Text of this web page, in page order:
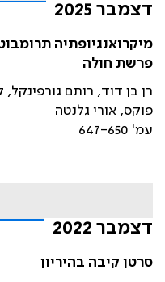
דצמבר 2025
מיקרואנגיופתיה
פרשת חולה
רן בן דוד, רותם גורפינקל,
פוקס, אורי גלנטה
עמ' 647-650
דצמבר 2022
סרטן קיבה בהיריון